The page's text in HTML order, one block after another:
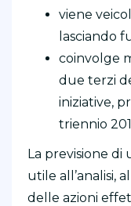
viene
lasciando
coinvolge
due terzi
iniziative,
triennio
La previsione di
utile all’analisi,
delle azioni